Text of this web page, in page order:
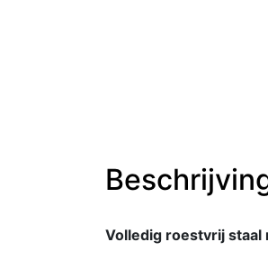
Volledig roestvrij